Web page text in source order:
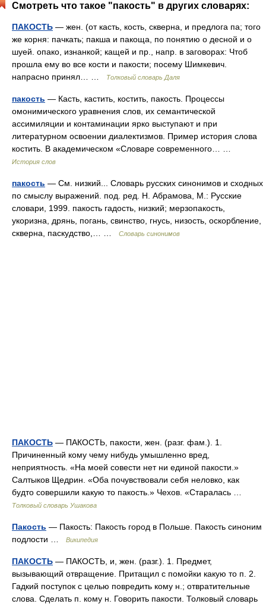
Смотреть что такое "пакость" в других словарях:
ПАКОСТЬ — жен. (от касть, кость, скверна, и предлога па; того
же корня: пачкать; пакша и пакоща, по понятию о десной и о
шуей. опако, изнанкой; кащей и пр., напр. в заговорах: Чтоб
прошла ему во все кости и пакости; посему Шимкевич.
напрасно принял… …
Толковый словарь Даля
пакость — Касть, кастить, костить, пакость. Процессы
омонимического уравнения слов, их семантической
ассимиляции и контаминации ярко выступают и при
литературном освоении диалектизмов. Пример история слова
костить. В академическом «Словаре современного… …
История слов
пакость — См. низкий... Словарь русских синонимов и сходных
по смыслу выражений. под. ред. Н. Абрамова, М.: Русские
словари, 1999. пакость гадость, низкий; мерзопакость,
укоризна, дрянь, погань, свинство, гнусь, низость, оскорбление,
скверна, паскудство,… …
Словарь синонимов
ПАКОСТЬ — ПАКОСТЬ, пакости, жен. (разг. фам.). 1.
Причиненный кому чему нибудь умышленно вред,
неприятность. «На моей совести нет ни единой пакости.»
Салтыков Щедрин. «Оба почувствовали себя неловко, как
будто совершили какую то пакость.» Чехов. «Старалась …
Толковый словарь Ушакова
Пакость — Пакость: Пакость город в Польше. Пакость синоним
подлости …
Википедия
ПАКОСТЬ — ПАКОСТЬ, и, жен. (разг.). 1. Предмет,
вызывающий отвращение. Притащил с помойки какую то п. 2.
Гадкий поступок с целью повредить кому н.; отвратительные
слова. Сделать п. кому н. Говорить пакости. Толковый словарь